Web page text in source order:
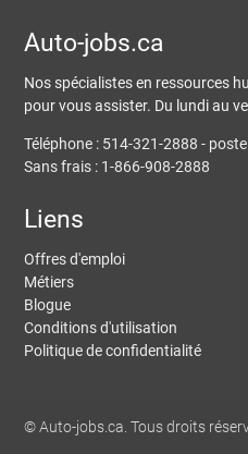
Auto-jobs.ca
Nos spécialistes en ressources
pour vous assister. Du lundi au
Téléphone : 514-321-2888 - poste
Sans frais : 1-866-908-2888
Liens
Offres d'emploi
Métiers
Blogue
Conditions d'utilisation
Politique de confidentialité
© Auto-jobs.ca. Tous droits